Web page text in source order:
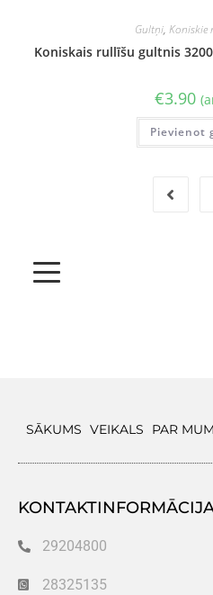
Gultņi, Koniskie
Koniskais rullīšu gultnis
€3.90
Pievienot
SĀKUMS VEIKALS PAR
29204800
28325135